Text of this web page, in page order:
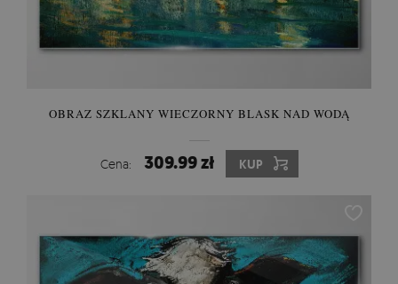
OBRAZ SZKLANY WIECZORNY BLASK NAD WODĄ
Cena: 309.99 zł KUP